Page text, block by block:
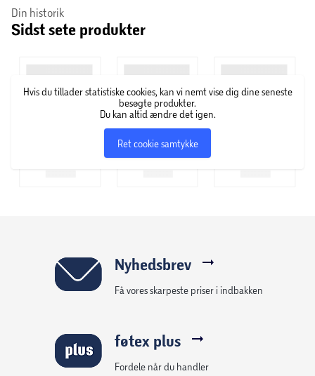
Din historik
Sidst sete produkter
Hvis du tillader statistiske cookies, kan vi nemt vise dig dine seneste
besøgte produkter.
Du kan altid ændre det igen.
Ret cookie samtykke
Nyhedsbrev
Få vores skarpeste priser i indbakken
føtex plus
Fordele når du handler